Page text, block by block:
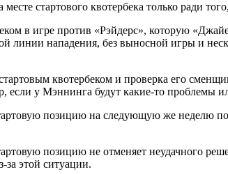
стартового квотербека только ради
в игре против «Рэйдерс», которую
линии нападения, без выносной игры и
квотербеком и проверка его
если у Мэннинга будут какие-то проблемы
позицию на следующую же неделю
позицию не отменяет неудачного
за этой ситуации.